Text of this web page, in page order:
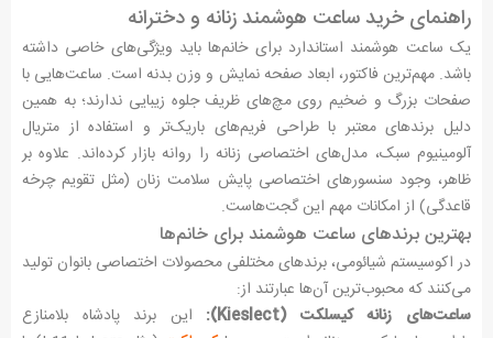
راهنمای خرید ساعت هوشمند زنانه و دخترانه
یک ساعت هوشمند استاندارد برای خانم‌ها باید ویژگی‌های خاصی داشته
باشد. مهم‌ترین فاکتور، ابعاد صفحه نمایش و وزن بدنه است. ساعت‌هایی با
صفحات بزرگ و ضخیم روی مچ‌های ظریف جلوه زیبایی ندارند؛ به همین
دلیل برندهای معتبر با طراحی فریم‌های باریک‌تر و استفاده از متریال
آلومینیوم سبک، مدل‌های اختصاصی زنانه را روانه بازار کرده‌اند. علاوه بر
ظاهر، وجود سنسورهای اختصاصی پایش سلامت زنان (مثل تقویم چرخه
قاعدگی) از امکانات مهم این گجت‌هاست.
بهترین برندهای ساعت هوشمند برای خانم‌ها
در اکوسیستم شیائومی، برندهای مختلفی محصولات اختصاصی بانوان تولید
می‌کنند که محبوب‌ترین آن‌ها عبارتند از:
ساعت‌های زنانه کیسلکت (Kieslect):
این برند پادشاه بلامنازع